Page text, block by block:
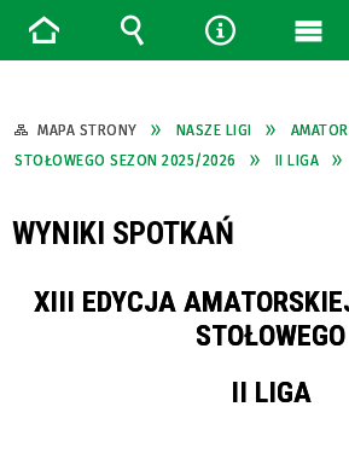
MAPA STRONY NASZE LIGI
STOŁOWEGO SEZON 2025/2026
II LIGA
WYNIKI SPOTKAŃ
XIII EDYCJA
STOŁOWEGO
II LIGA
Strona Wyszukiwarka
Narzędzia